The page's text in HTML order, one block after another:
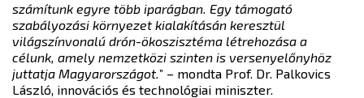
számítunk egyre több iparágban. Egy támogató
szabályozási környezet kialakításán keresztül
világszínvonalú drón-ökoszisztéma létrehozása a
célunk, amely nemzetközi szinten is versenyelőnyhöz
juttatja Magyarországot.” – mondta Prof. Dr. Palkovics
László, innovációs és technológiai miniszter.